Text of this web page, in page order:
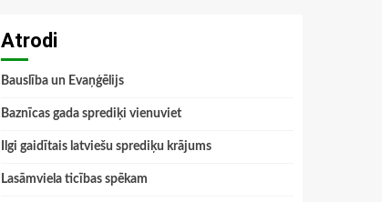
Atrodi
Bauslība un Evaņģēlijs
Baznīcas gada sprediķi vienuviet
Ilgi gaidītais latviešu sprediķu krājums
Lasāmviela ticības spēkam